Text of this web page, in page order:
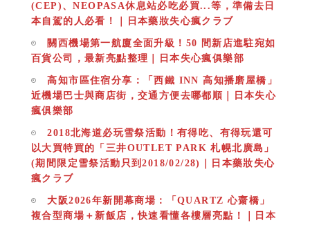
(CEP)、NEOPASA休息站必吃必買...等，準備去日
本自駕的人必看！｜日本藥妝失心瘋クラブ
關西機場第一航廈全面升級！50 間新店進駐宛如
百貨公司，最新亮點整理｜日本失心瘋俱樂部
高知市區住宿分享：「西鐵 INN 高知播磨屋橋」
近機場巴士與商店街，交通方便去哪都順｜日本失心
瘋俱樂部
2018北海道必玩雪祭活動！有得吃、有得玩還可
以大買特買的「三井OUTLET PARK 札幌北廣島」
(期間限定雪祭活動只到2018/02/28)｜日本藥妝失心
瘋クラブ
大阪2026年新開幕商場：「QUARTZ 心齋橋」
複合型商場＋新飯店，快速看懂各樓層亮點！｜日本